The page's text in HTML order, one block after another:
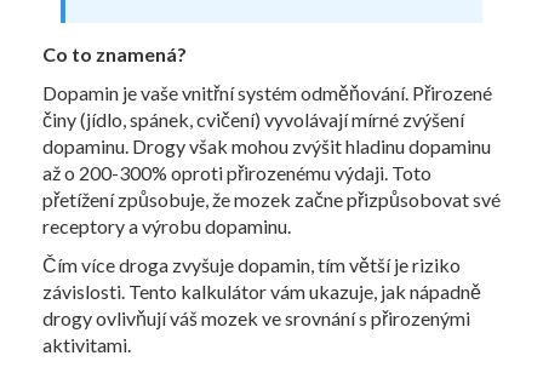
Co to znamená?
Dopamin je vaše vnitřní systém odměňování. Přirozené
činy (jídlo, spánek, cvičení) vyvolávají mírné zvýšení
dopaminu. Drogy však mohou zvýšit hladinu dopaminu
až o 200-300% oproti přirozenému výdaji. Toto
přetížení způsobuje, že mozek začne přizpůsobovat své
receptory a výrobu dopaminu.
Čím více droga zvyšuje dopamin, tím větší je riziko
závislosti. Tento kalkulátor vám ukazuje, jak nápadně
drogy ovlivňují váš mozek ve srovnání s přirozenými
aktivitami.